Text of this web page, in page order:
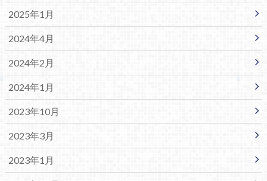
2025年1月
2024年4月
2024年2月
2024年1月
2023年10月
2023年3月
2023年1月